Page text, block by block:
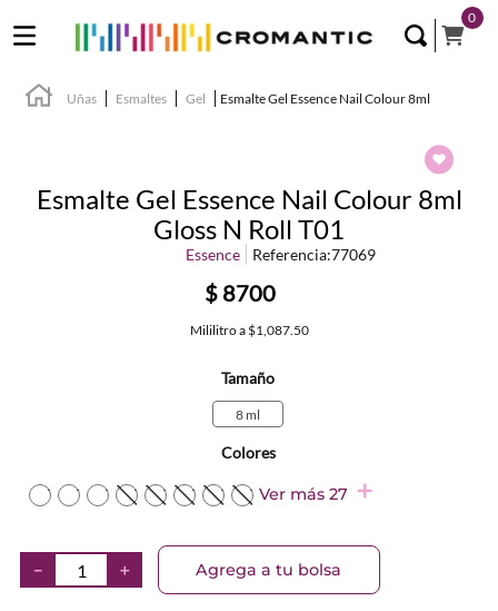
0
Uñas Esmaltes Gel Esmalte Gel Essence Nail Colour 8ml
Esmalte Gel Essence Nail Colour 8ml
Gloss N Roll T01
Essence Referencia:77069
$ 8700
Mililitroa $1,087.50
Tamaño
8 ml
Colores
TEXTURA_4059729348883
TEXTURA_4059729348890
TEXTURA_4059729349040
TEXTURA_4059729349149
TEXTURA_4059729349217
TEXTURA_4059729348821
TEXTURA_4059729348913
TEXTURA_4059729349156
Ver más 27
＋
－ Agrega a tu bolsa